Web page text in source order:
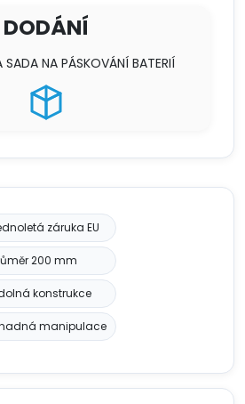
DODÁNÍ
NA PÁSKOVÁNÍ BATERIÍ
záruka EU
200 mm
konstrukce
manipulace